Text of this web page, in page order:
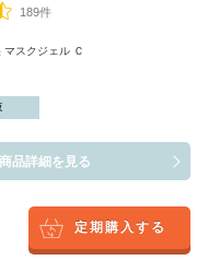
189件
スクジェル Ｃ
商品詳細を見る
定期購入する